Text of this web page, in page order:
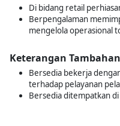
Di bidang retail
Berpengalaman
mengelola operasional
Keterangan Tambahan
Bersedia bekerja
terhadap pelayanan
Bersedia ditempatkan